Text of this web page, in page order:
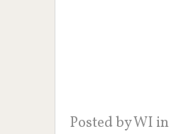
Posted byWI